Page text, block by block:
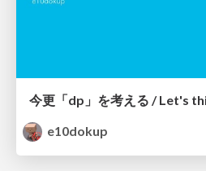
今更「dp」を考える / Let's
e10dokup